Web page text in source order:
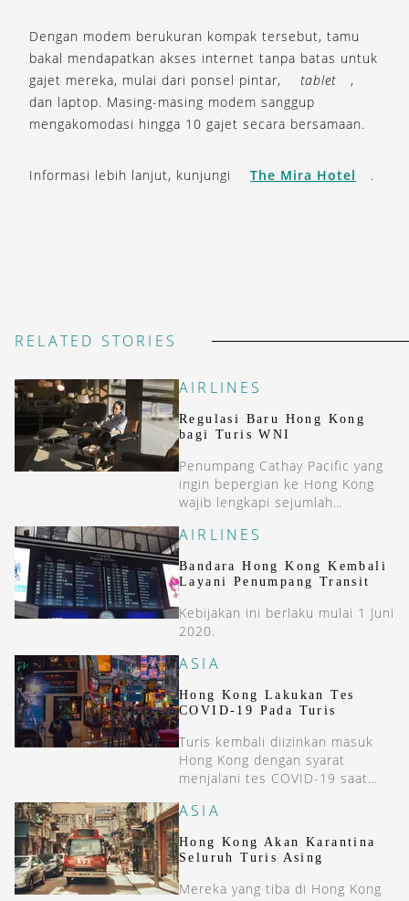
Dengan modem berukuran kompak tersebut, tamu
bakal mendapatkan akses internet tanpa batas untuk
gajet mereka, mulai dari ponsel pintar,
tablet
,
dan laptop. Masing-masing modem sanggup
mengakomodasi hingga 10 gajet secara bersamaan.
Informasi lebih lanjut, kunjungi The Mira Hotel .
RELATED STORIES
AIRLINES
Regulasi Baru Hong Kong
bagi Turis WNI
Penumpang Cathay Pacific yang
ingin bepergian ke Hong Kong
wajib lengkapi sejumlah
AIRLINES
Bandara Hong Kong Kembali
Layani Penumpang Transit
Kebijakan ini berlaku mulai 1 Juni
2020.
ASIA
Hong Kong Lakukan Tes
COVID-19 Pada Turis
Turis kembali diizinkan masuk
Hong Kong dengan syarat
menjalani tes COVID-19 saat
ASIA
Hong Kong Akan Karantina
Seluruh Turis Asing
Mereka yang tiba di Hong Kong